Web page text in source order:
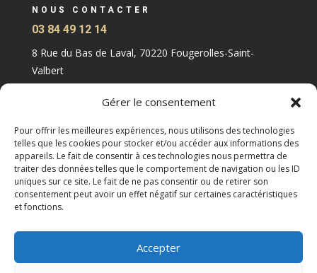
Gérer le consentement
Pour offrir les meilleures expériences, nous utilisons des technologies
telles que les cookies pour stocker et/ou accéder aux informations des
appareils. Le fait de consentir à ces technologies nous permettra de
traiter des données telles que le comportement de navigation ou les ID
uniques sur ce site. Le fait de ne pas consentir ou de retirer son
consentement peut avoir un effet négatif sur certaines caractéristiques
et fonctions.
Accepter
NOUS CONTACTER
03 84 49 12 14
8 Rue du Bas de Laval, 70220 Fougerolles-Saint-
Valbert